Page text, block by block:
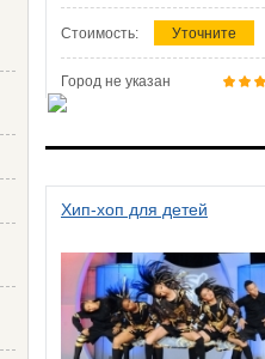
Стоимость: Уточните
Город не указан
Хип-хоп для детей